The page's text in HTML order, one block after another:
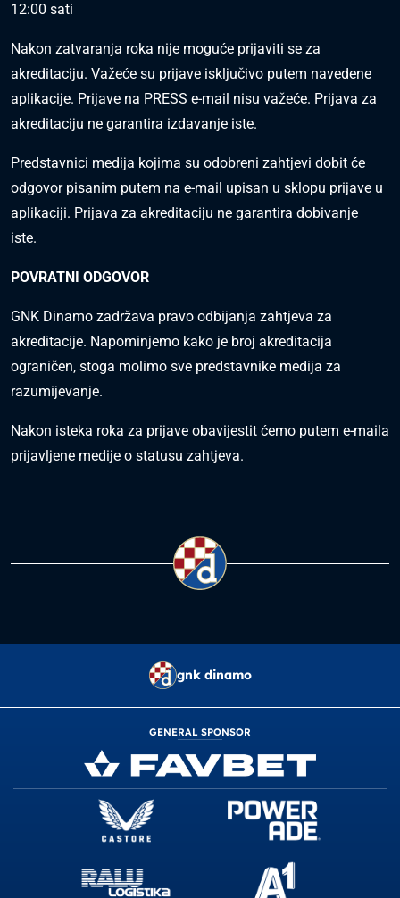
12:00 sati
Nakon zatvaranja roka nije moguće prijaviti se za
akreditaciju. Važeće su prijave isključivo putem navedene
aplikacije. Prijave na PRESS e-mail nisu važeće. Prijava za
akreditaciju ne garantira izdavanje iste.
Predstavnici medija kojima su odobreni zahtjevi dobit će
odgovor pisanim putem na e-mail upisan u sklopu prijave u
aplikaciji. Prijava za akreditaciju ne garantira dobivanje
iste.
POVRATNI ODGOVOR
GNK Dinamo zadržava pravo odbijanja zahtjeva za
akreditacije. Napominjemo kako je broj akreditacija
ograničen, stoga molimo sve predstavnike medija za
razumijevanje.
Nakon isteka roka za prijave obavijestit ćemo putem e-maila
prijavljene medije o statusu zahtjeva.
gnk dinamo
GENERAL SPONSOR